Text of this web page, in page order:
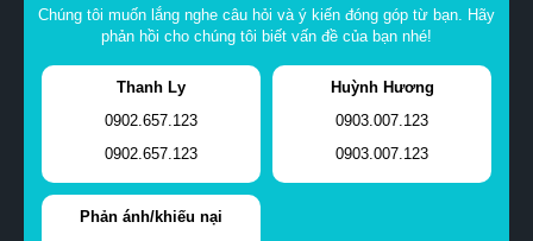
Chúng tôi muốn lắng nghe câu hỏi và ý kiến đóng góp từ bạn. Hãy
phản hồi cho chúng tôi biết vấn đề của bạn nhé!
Thanh Ly
0902.657.123
0902.657.123
Huỳnh Hương
0903.007.123
0903.007.123
Phản ánh/khiếu nại